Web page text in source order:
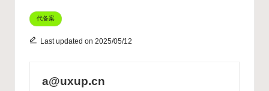
Tags:
代备案
Last updated on 2025/05/12
a@uxup.cn